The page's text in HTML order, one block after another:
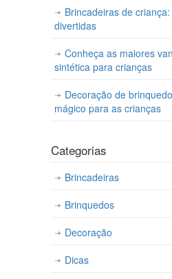
Brincadeiras de
divertidas
Conheça as maiores
sintética para crianças
Decoração de
mágico para as crianças
Categorias
Brincadeiras
Brinquedos
Decoração
Dicas